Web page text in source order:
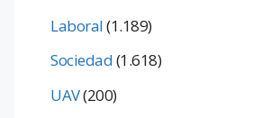
Laboral(1.189)
Sociedad(1.618)
UAV(200)